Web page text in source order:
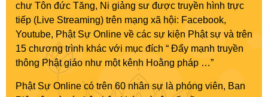
chư Tôn đức Tăng, Ni giảng sư được truyền hình trực
tiếp (Live Streaming) trên mạng xã hội: Facebook,
Youtube, Phật Sự Online về các sự kiện Phật sự và trên
15 chương trình khác với mục đích “ Đẩy mạnh truyền
thông Phật giáo như một kênh Hoằng pháp …”
Phật Sự Online có trên 60 nhân sự là phóng viên, Ban